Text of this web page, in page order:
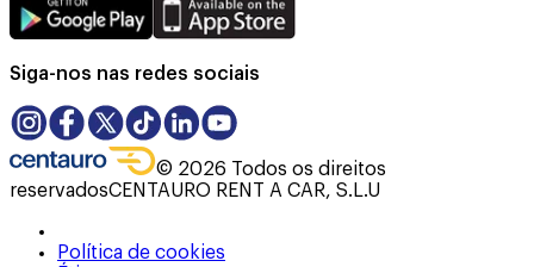
Siga-nos nas redes sociais
© 2026 Todos os direitos
reservadosCENTAURO RENT A CAR, S.L.U
Política de cookies